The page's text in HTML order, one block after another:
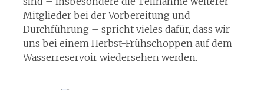
Mitglieder bei der Vorbereitung und
Durchführung – spricht vieles dafür, dass wir
uns bei einem Herbst-Frühschoppen auf dem
Wasserreservoir wiedersehen werden.